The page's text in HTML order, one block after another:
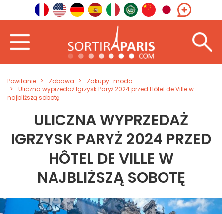
Powitanie Zabawa
Zakupy i moda
Uliczna wyprzedaż Igrzysk Paryż 2024 przed Hôtel de Ville w
najbliższą sobotę
ULICZNA WYPRZEDAŻ
IGRZYSK PARYŻ 2024 PRZED
HÔTEL DE VILLE W
NAJBLIŻSZĄ SOBOTĘ